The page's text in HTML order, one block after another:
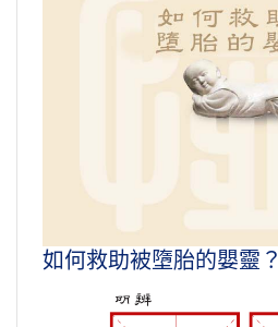
如何救助被墮胎的嬰靈？